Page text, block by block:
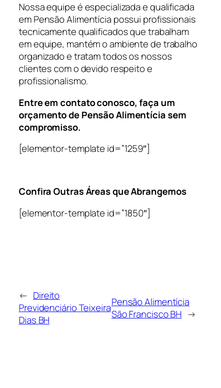
Nossa equipe é especializada e qualificada
em Pensão Alimentícia possui profissionais
tecnicamente qualificados que trabalham
em equipe, mantém o ambiente de trabalho
organizado e tratam todos os nossos
clientes com o devido respeito e
profissionalismo.
Entre em contato conosco, faça um
orçamento de Pensão Alimentícia sem
compromisso.
[elementor-template id=”1259″]
Confira Outras Áreas que Abrangemos
[elementor-template id=”1850″]
← Direito
Previdenciário Teixeira
Dias BH
Pensão Alimentícia
São Francisco BH →